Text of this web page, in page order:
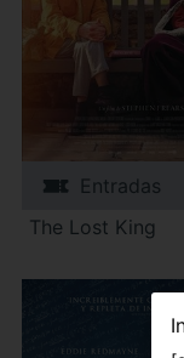
Entradas
The Lost King